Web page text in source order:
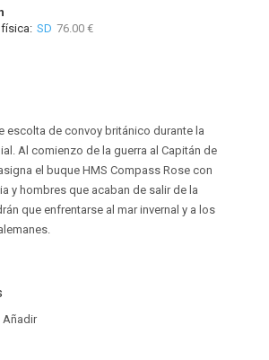
SD 76.00 €
escolta de convoy británico durante la
Al comienzo de la guerra al Capitán de
el buque HMS Compass Rose con
y hombres que acaban de salir de la
que enfrentarse al mar invernal y a los
Añadir